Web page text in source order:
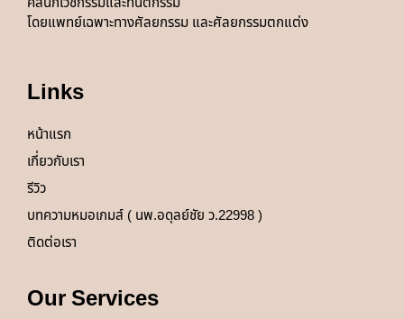
โดยแพทย์เฉพาะทางศัลยกรรม และศัลยกรรมตกแต่ง
Links
หน้าแรก
เกี่ยวกับเรา
รีวิว
บทความหมอเกมส์ ( นพ.อดุลย์ชัย ว.22998 )
ติดต่อเรา
Our Services